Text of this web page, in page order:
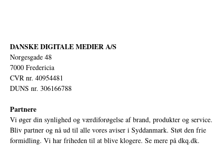
DANSKE DIGITALE MEDIER A/S
Norgesgade 48
7000 Fredericia
CVR nr. 40954481
DUNS nr. 306166788
Partnere
Vi øger din synlighed og værdiforøgelse af brand, produkter og service.
Bliv partner og nå ud til alle vores aviser i Syddanmark. Støt den frie
formidling. Vi har friheden til at blive klogere. Se mere på dkq.dk.